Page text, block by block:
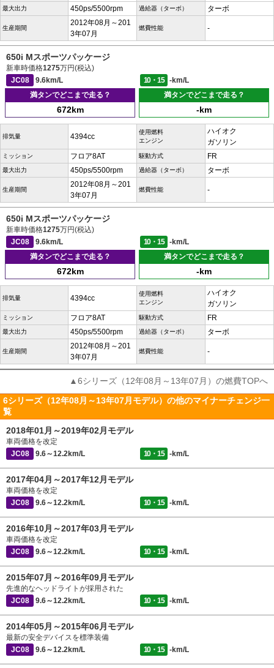
最大出力 450ps/5500rpm 過給器（ターボ） ターボ
生産期間
2012年08月～201
3年07月
燃費性能 -
650i Mスポーツパッケージ
新車時価格1275万円(税込)
JC08
9.6km/L 10・15
-km/L
満タンでどこまで走る？
672km
満タンでどこまで走る？
-km
排気量 4394cc
使用燃料
エンジン
ハイオク
ガソリン
ミッション フロア8AT 駆動方式 FR
最大出力 450ps/5500rpm 過給器（ターボ） ターボ
生産期間
2012年08月～201
3年07月
燃費性能 -
650i Mスポーツパッケージ
新車時価格1275万円(税込)
JC08
9.6km/L 10・15
-km/L
満タンでどこまで走る？
672km
満タンでどこまで走る？
-km
排気量 4394cc
使用燃料
エンジン
ハイオク
ガソリン
ミッション フロア8AT 駆動方式 FR
最大出力 450ps/5500rpm 過給器（ターボ） ターボ
生産期間
2012年08月～201
3年07月
燃費性能 -
▲6シリーズ（12年08月～13年07月）の燃費TOPへ
6シリーズ（12年08月～13年07月モデル）の他のマイナーチェンジ一
覧
2018年01月～2019年02月モデル
車両価格を改定
JC08
9.6～12.2km/L 10・15 -km/L
2017年04月～2017年12月モデル
車両価格を改定
JC08
9.6～12.2km/L 10・15 -km/L
2016年10月～2017年03月モデル
車両価格を改定
JC08
9.6～12.2km/L 10・15 -km/L
2015年07月～2016年09月モデル
先進的なヘッドライトが採用された
JC08
9.6～12.2km/L 10・15 -km/L
2014年05月～2015年06月モデル
最新の安全デバイスを標準装備
JC08
9.6～12.2km/L 10・15 -km/L